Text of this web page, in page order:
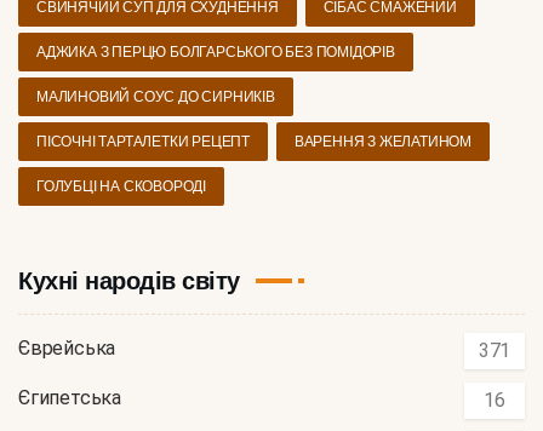
СВИНЯЧИЙ СУП ДЛЯ СХУДНЕННЯ СІБАС СМАЖЕНИЙ
АДЖИКА З ПЕРЦЮ БОЛГАРСЬКОГО БЕЗ ПОМІДОРІВ
МАЛИНОВИЙ СОУС ДО СИРНИКІВ
ПІСОЧНІ ТАРТАЛЕТКИ РЕЦЕПТ ВАРЕННЯ З ЖЕЛАТИНОМ
ГОЛУБЦІ НА СКОВОРОДІ
Кухні народів світу
Єврейська 371
Єгипетська 16